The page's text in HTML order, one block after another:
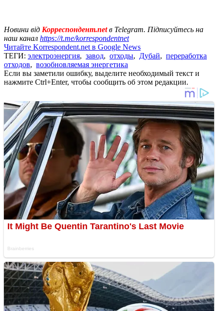
Новини від Корреспондент.netв Telegram. Підписуйтесь на
наш канал https://t.me/korrespondentnet
Читайте Korrespondent.net в Google News
ТЕГИ: электроэнергия, завод, отходы, Дубай, переработка
отходов, возобновляемая энергетика
Если вы заметили ошибку, выделите необходимый текст и
нажмите Ctrl+Enter, чтобы сообщить об этом редакции.